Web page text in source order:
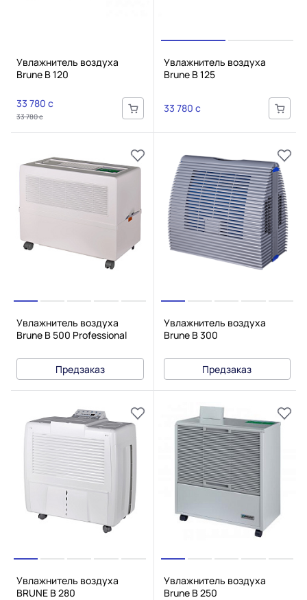
Увлажнитель воздуха
Brune B 120
33 780 c
33 780 c
Увлажнитель воздуха
Brune B 125
33 780 c
Увлажнитель воздуха
Brune B 500 Professional
Предзаказ
Увлажнитель воздуха
Brune B 300
Предзаказ
Увлажнитель воздуха
BRUNE B 280
Увлажнитель воздуха
Brune B 250